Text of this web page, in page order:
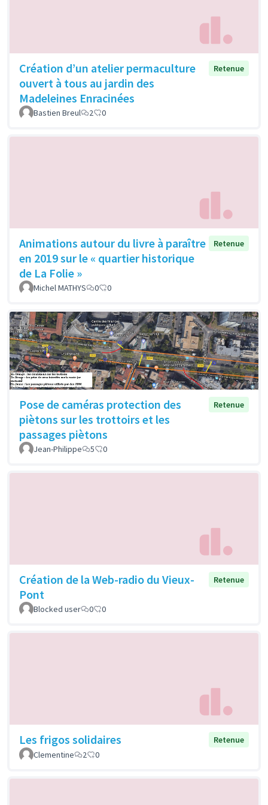
Création d’un atelier permaculture
ouvert à tous au jardin des
Madeleines Enracinées
Retenue
Bastien Breul 2 0
Animations autour du livre à paraître
en 2019 sur le « quartier historique
de La Folie »
Retenue
Michel MATHYS 0 0
Pose de caméras protection des
piètons sur les trottoirs et les
passages piètons
Retenue
Jean-Philippe 5 0
Création de la Web-radio du Vieux-
Pont
Retenue
Blocked user 0 0
Les frigos solidaires
Retenue
Clementine
2 0